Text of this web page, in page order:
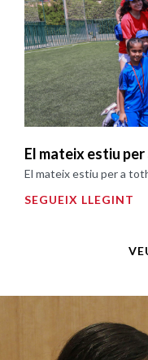
El mateix estiu
El mateix estiu per a
SEGUEIX LLEGINT